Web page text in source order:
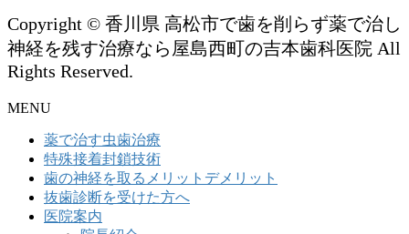
Copyright © 香川県 高松市で歯を削らず薬で治し
神経を残す治療なら屋島西町の吉本歯科医院 All
Rights Reserved.
MENU
薬で治す虫歯治療
特殊接着封鎖技術
歯の神経を取るメリットデメリット
抜歯診断を受けた方へ
医院案内